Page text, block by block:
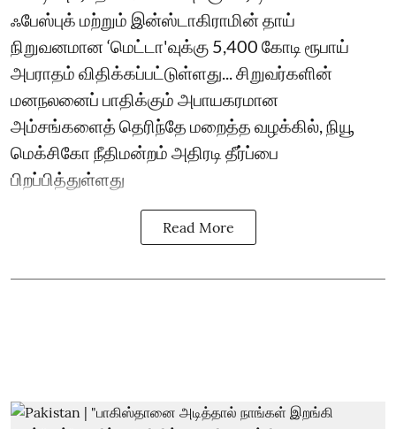
ஃபேஸ்புக் மற்றும் இன்ஸ்டாகிராமின் தாய்
நிறுவனமான ‘மெட்டா'வுக்கு 5,400 கோடி ரூபாய்
அபராதம் விதிக்கப்பட்டுள்ளது... சிறுவர்களின்
மனநலனைப் பாதிக்கும் அபாயகரமான
அம்சங்களைத் தெரிந்தே மறைத்த வழக்கில், நியூ
மெக்சிகோ நீதிமன்றம் அதிரடி தீர்ப்பை
பிறப்பித்துள்ளது
Read More